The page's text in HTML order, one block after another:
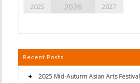
2025 2026 2027
Recent Posts
2025 Mid-Auturm Asian Arts Festival